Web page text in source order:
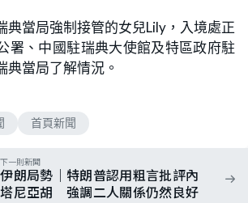
典當局強制接管的女兒Lily，入境處正
署、中國駐瑞典大使館及特區政府駐
典當局了解情況。
首頁新聞
下一則新聞
伊朗局勢｜特朗普認用粗言批評內
塔尼亞胡 強調二人關係仍然良好